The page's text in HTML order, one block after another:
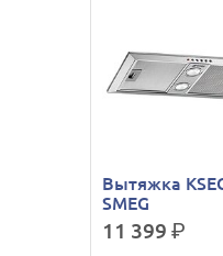
Вытяжка
SMEG
11 399р.